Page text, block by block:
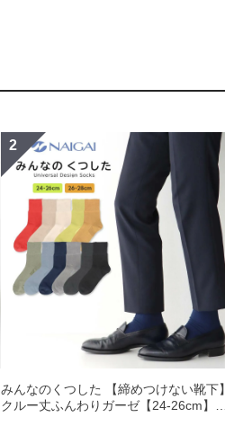
みんなのくつした 【締めつけない靴下】
クルー丈ふんわりガーゼ【24-26cm】